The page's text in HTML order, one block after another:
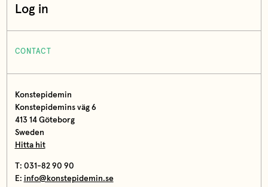
Log in
CONTACT
Konstepidemin
Konstepidemins väg 6
413 14 Göteborg
Sweden
Hitta hit
T: 031-82 90 90
E: info@konstepidemin.se